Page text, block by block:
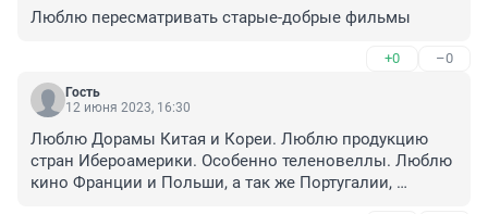
Люблю пересматривать старые-добрые фильмы
+0 –0
Гость
12 июня 2023, 16:30
Люблю Дорамы Китая и Кореи. Люблю продукцию
стран Ибероамерики. Особенно теленовеллы. Люблю
кино Франции и Польши, а так же Португалии,